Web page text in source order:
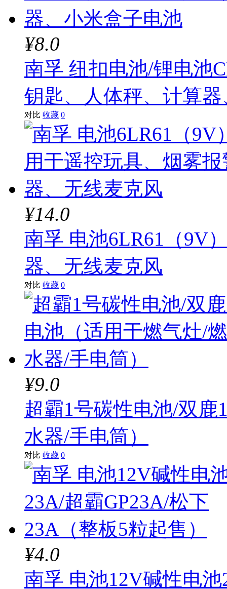
¥8.0
南孚 纽扣电池/锂电池
钥匙、人体秤、计算
对比 收藏 0
¥14.0
南孚 电池6LR61（9V
器、无线麦克风
对比 收藏 0
¥9.0
超霸1号碳性电池/双
水器/手电筒）
对比 收藏 0
¥4.0
南孚 电池12V碱性电